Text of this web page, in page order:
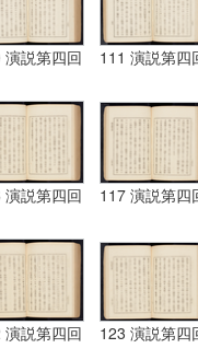
演説第四回 111 演説第四
演説第四回 117 演説第四
演説第四回 123 演説第四